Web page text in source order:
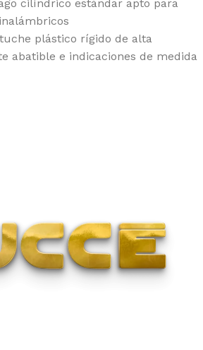
cilíndrico estándar apto para
plástico rígido de alta
abatible e indicaciones de medida